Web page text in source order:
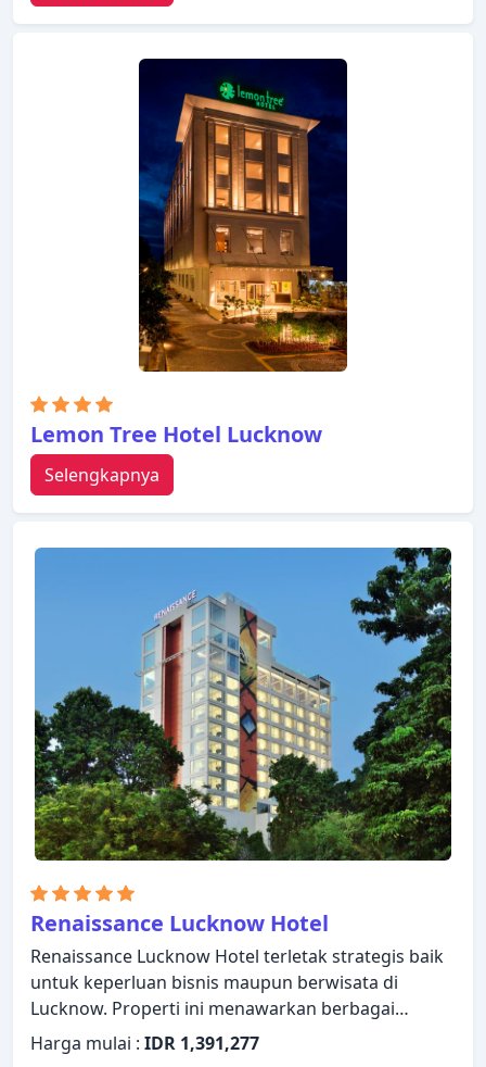
Lemon Tree Hotel Lucknow
Selengkapnya
Renaissance Lucknow Hotel
Renaissance Lucknow Hotel terletak strategis baik
untuk keperluan bisnis maupun berwisata di
Lucknow. Properti ini menawarkan berbagai
layanan dan fasilitas yang dirancang untuk
memberikan kenyamanan dan kemudahan kepada
Harga mulai : IDR 1,391,277